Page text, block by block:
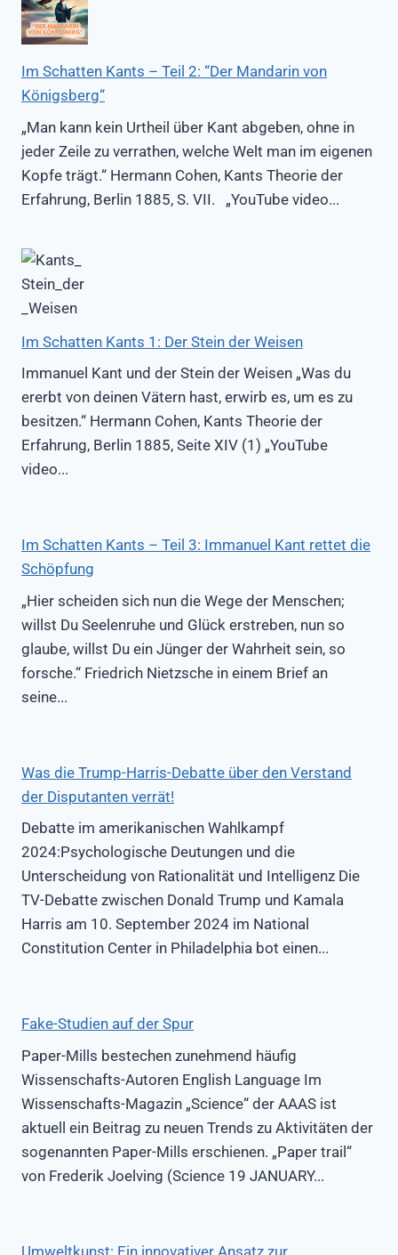
Im Schatten Kants – Teil 2: “Der Mandarin von
Königsberg“
„Man kann kein Urtheil über Kant abgeben, ohne in
jeder Zeile zu verrathen, welche Welt man im eigenen
Kopfe trägt.“ Hermann Cohen, Kants Theorie der
Erfahrung, Berlin 1885, S. VII. „YouTube video...
Im Schatten Kants 1: Der Stein der Weisen
Immanuel Kant und der Stein der Weisen „Was du
ererbt von deinen Vätern hast, erwirb es, um es zu
besitzen.“ Hermann Cohen, Kants Theorie der
Erfahrung, Berlin 1885, Seite XIV (1) „YouTube
video...
Im Schatten Kants – Teil 3: Immanuel Kant rettet die
Schöpfung
„Hier scheiden sich nun die Wege der Menschen;
willst Du Seelenruhe und Glück erstreben, nun so
glaube, willst Du ein Jünger der Wahrheit sein, so
forsche.“ Friedrich Nietzsche in einem Brief an
seine...
Was die Trump-Harris-Debatte über den Verstand
der Disputanten verrät!
Debatte im amerikanischen Wahlkampf
2024:Psychologische Deutungen und die
Unterscheidung von Rationalität und Intelligenz Die
TV-Debatte zwischen Donald Trump und Kamala
Harris am 10. September 2024 im National
Constitution Center in Philadelphia bot einen...
Fake-Studien auf der Spur
Paper-Mills bestechen zunehmend häufig
Wissenschafts-Autoren English Language Im
Wissenschafts-Magazin „Science“ der AAAS ist
aktuell ein Beitrag zu neuen Trends zu Aktivitäten der
sogenannten Paper-Mills erschienen. „Paper trail“
von Frederik Joelving (Science 19 JANUARY...
Umweltkunst: Ein innovativer Ansatz zur